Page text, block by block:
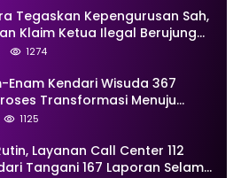
Tegaskan Kepengurusan Sah,
Klaim Ketua Ilegal Berujung
1274
Enam Kendari Wisuda 367
Transformasi Menuju
Resmi Diterima
1125
Layanan Call Center 112
Tangani 167 Laporan Selama